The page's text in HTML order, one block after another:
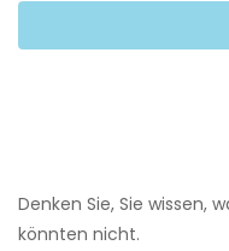
Denken Sie, Sie wissen,
könnten nicht.